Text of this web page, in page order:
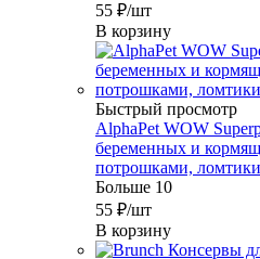
55 ₽/шт
В корзину
Быстрый просмотр
AlphaPet WOW
беременных и
потрошками, ломтики
Больше 10
55 ₽/шт
В корзину